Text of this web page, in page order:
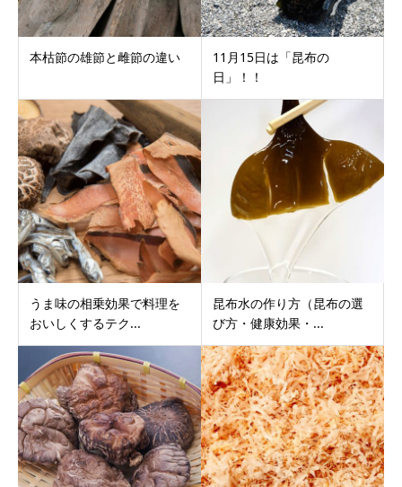
本枯節の雄節と雌節の違い
11月15日は「昆布の
日」！！
うま味の相乗効果で料理を
おいしくするテク...
昆布水の作り方（昆布の選
び方・健康効果・...